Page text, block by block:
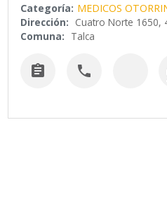
Categoría: MEDICOS
Dirección: Cuatro Norte 1650,
Comuna: Talca
 